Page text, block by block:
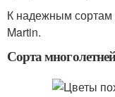
К надежным сортам
Martin.
Сорта